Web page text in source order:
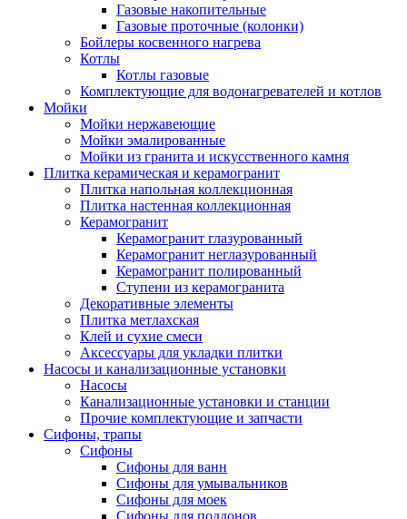
Газовые накопительные
Газовые проточные (колонки)
Бойлеры косвенного нагрева
Котлы
Котлы газовые
Комплектующие для водонагревателей и котлов
Мойки
Мойки нержавеющие
Мойки эмалированные
Мойки из гранита и искусственного камня
Плитка керамическая и керамогранит
Плитка напольная коллекционная
Плитка настенная коллекционная
Керамогранит
Керамогранит глазурованный
Керамогранит неглазурованный
Керамогранит полированный
Ступени из керамогранита
Декоративные элементы
Плитка метлахская
Клей и сухие смеси
Аксессуары для укладки плитки
Насосы и канализационные установки
Насосы
Канализационные установки и станции
Прочие комплектующие и запчасти
Сифоны, трапы
Сифоны
Сифоны для ванн
Сифоны для умывальников
Сифоны для моек
Сифоны для поддонов